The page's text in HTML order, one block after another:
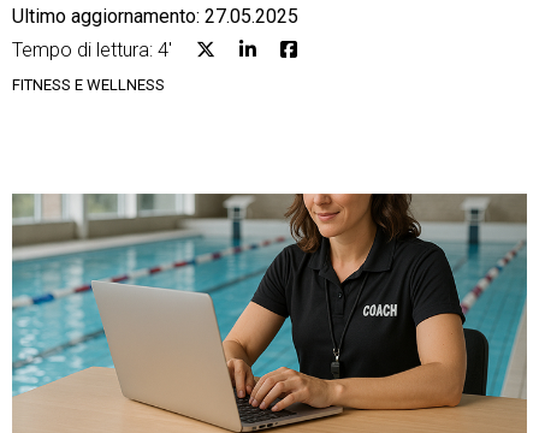
Ecommerce
Financial Solutions
HR
Trust Services
TeamSystem Corporate
Ultimo aggiornamento: 27.05.2025
Tempo di lettura: 4'
FITNESS E WELLNESS